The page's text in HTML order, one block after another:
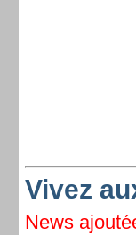
Vivez
News